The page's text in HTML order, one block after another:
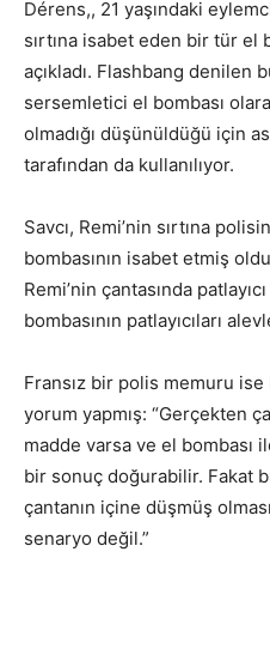
Dérens,, 21 yaşındaki
sırtına isabet eden bir tür el
açıkladı. Flashbang denilen
sersemletici el bombası
olmadığı düşünüldüğü için
tarafından da kullanılıyor.
Savcı, Remi’nin sırtına
bombasının isabet etmiş
Remi’nin çantasında
bombasının patlayıcıları
Fransız bir polis memuru
yorum yapmış: “Gerçekten
madde varsa ve el
bir sonuç doğurabilir. Fakat
çantanın içine düşmüş
senaryo değil.”